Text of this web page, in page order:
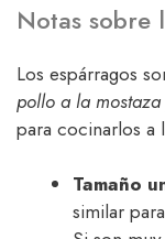
Notas sobre
Los espárragos
pollo a la
para cocinarlos a
Tamaño
similar